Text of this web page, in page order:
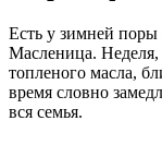
Есть у зимней
Масленица. Неделя,
топленого масла,
время словно
вся семья.